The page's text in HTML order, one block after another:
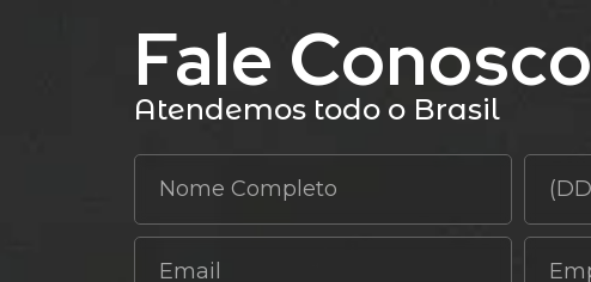
Fale Conosco
Atendemos todo o Brasil